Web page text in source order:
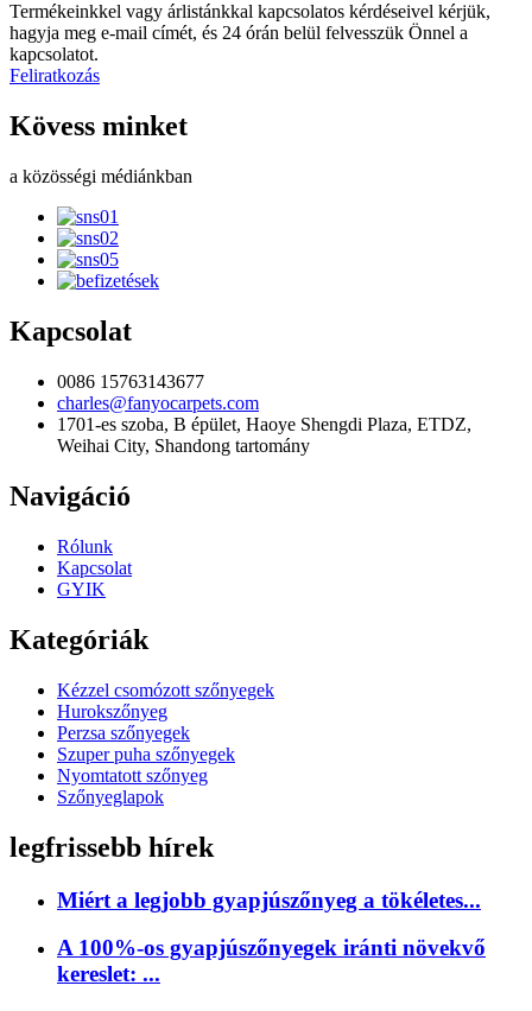
Termékeinkkel vagy árlistánkkal kapcsolatos kérdéseivel kérjük,
hagyja meg e-mail címét, és 24 órán belül felvesszük Önnel a
kapcsolatot.
Feliratkozás
Kövess minket
a közösségi médiánkban
Kapcsolat
0086 15763143677
charles@fanyocarpets.com
1701-es szoba, B épület, Haoye Shengdi Plaza, ETDZ,
Weihai City, Shandong tartomány
Navigáció
Rólunk
Kapcsolat
GYIK
Kategóriák
Kézzel csomózott szőnyegek
Hurokszőnyeg
Perzsa szőnyegek
Szuper puha szőnyegek
Nyomtatott szőnyeg
Szőnyeglapok
legfrissebb hírek
Miért a legjobb gyapjúszőnyeg a tökéletes...
A 100%-os gyapjúszőnyegek iránti növekvő
kereslet: ...